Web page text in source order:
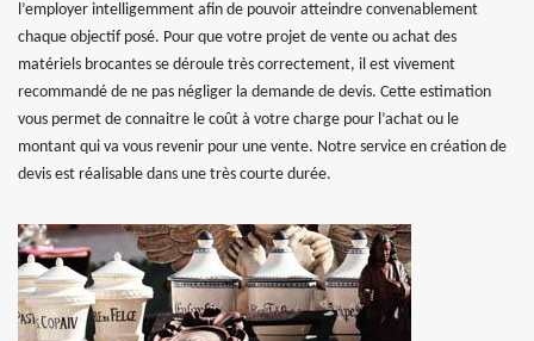
l’employer intelligemment afin de pouvoir atteindre convenablement
chaque objectif posé. Pour que votre projet de vente ou achat des
matériels brocantes se déroule très correctement, il est vivement
recommandé de ne pas négliger la demande de devis. Cette estimation
vous permet de connaitre le coût à votre charge pour l’achat ou le
montant qui va vous revenir pour une vente. Notre service en création de
devis est réalisable dans une très courte durée.